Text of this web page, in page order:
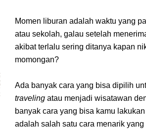
Momen liburan adalah waktu yang
atau sekolah, galau setelah
akibat terlalu sering ditanya kapan
momongan?
Ada banyak cara yang bisa dipilih
traveling atau menjadi wisatawan
banyak cara yang bisa kamu
adalah salah satu cara menarik